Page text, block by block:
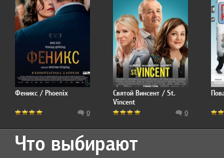
Феникс / Phoenix
0
Святой Винсент / St.
Vincent
0
Что выбирают